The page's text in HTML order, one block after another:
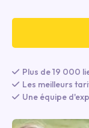
Plus de 19 000
Les meilleurs
Une équipe